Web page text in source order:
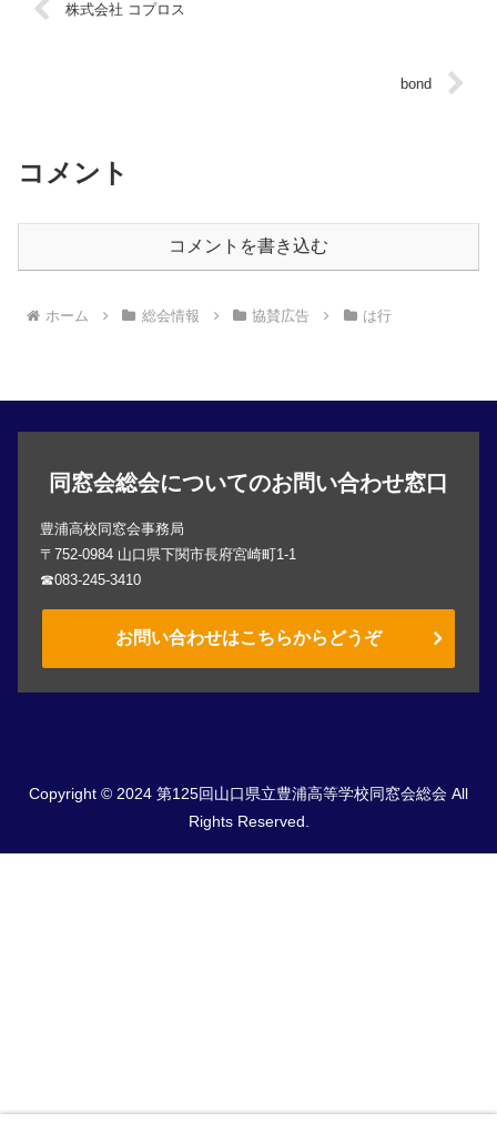
株式会社 コプロス
bond
コメント
コメントを書き込む
ホーム 総会情報 協賛広告 は行
同窓会総会についてのお問い合わせ窓口
豊浦高校同窓会事務局
〒752-0984 山口県下関市長府宮崎町1-1
☎083-245-3410
お問い合わせはこちらからどうぞ
Copyright © 2024 第125回山口県立豊浦高等学校同窓会総会 All
Rights Reserved.